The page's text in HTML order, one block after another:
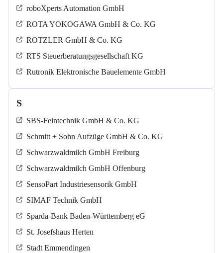
roboXperts Automation GmbH
ROTA YOKOGAWA GmbH & Co. KG
ROTZLER GmbH & Co. KG
RTS Steuerberatungsgesellschaft KG
Rutronik Elektronische Bauelemente GmbH
S
SBS-Feintechnik GmbH & Co. KG
Schmitt + Sohn Aufzüge GmbH & Co. KG
Schwarzwaldmilch GmbH Freiburg
Schwarzwaldmilch GmbH Offenburg
SensoPart Industriesensorik GmbH
SIMAF Technik GmbH
Sparda-Bank Baden-Württemberg eG
St. Josefshaus Herten
Stadt Emmendingen